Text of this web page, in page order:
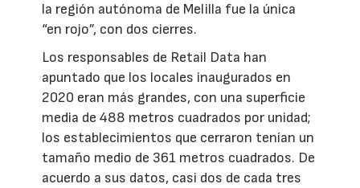
la región autónoma de Melilla fue la única
“en rojo”, con dos cierres.
Los responsables de Retail Data han
apuntado que los locales inaugurados en
2020 eran más grandes, con una superficie
media de 488 metros cuadrados por unidad;
los establecimientos que cerraron tenían un
tamaño medio de 361 metros cuadrados. De
acuerdo a sus datos, casi dos de cada tres